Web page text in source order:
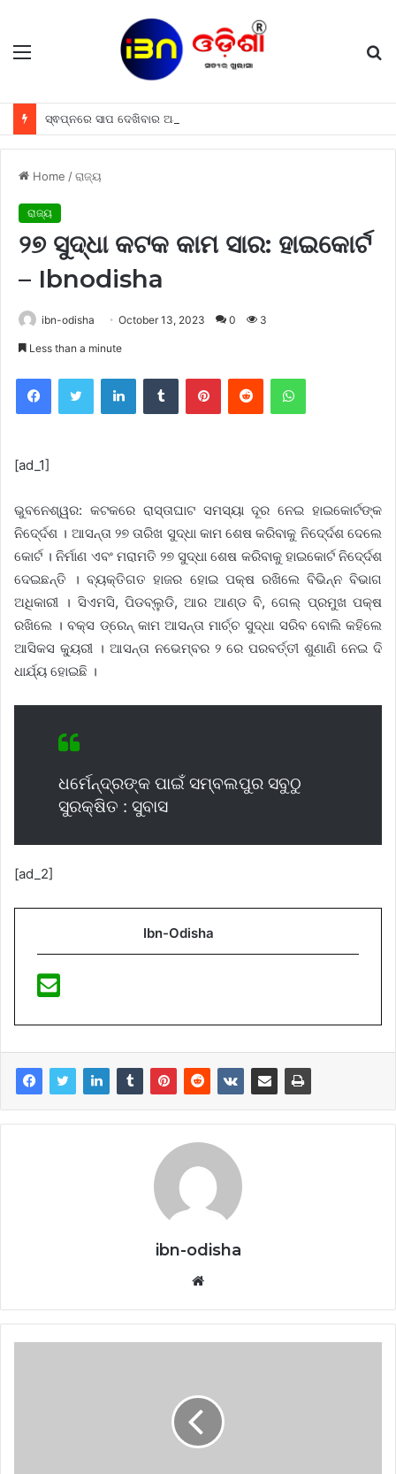
Menu
ସ୍ଵପ୍ନରେ ସାପ ଦେଖିବାର ଅର୍ଥ କଣ ହୋଇଥାଏ, ଜାଣନ୍ତୁ
Home /ରାଜ୍ୟ
ରାଜ୍ୟ
୨୭ ସୁଦ୍ଧା କଟକ କାମ ସାର: ହାଇକୋର୍ଟ
– Ibnodisha
ibn-odisha October 13, 2023 0 3
Less than a minute
FacebookTwitter LinkedInTumblr PinterestReddit WhatsApp
[ad_1]
ଭୁବନେଶ୍ୱର: କଟକରେ ରାସ୍ତାଘାଟ ସମସ୍ୟା ଦୂର ନେଇ ହାଇକୋର୍ଟଙ୍କ
ନିଦେ୍ର୍ଦଶ । ଆସନ୍ତା ୨୭ ତାରିଖ ସୁଦ୍ଧା କାମ ଶେଷ କରିବାକୁ ନିଦେ୍ର୍ଦଶ ଦେଲେ
କୋର୍ଟ । ନିର୍ମାଣ ଏବଂ ମରାମତି ୨୭ ସୁଦ୍ଧା ଶେଷ କରିବାକୁ ହାଇକୋର୍ଟ ନିଦେ୍ର୍ଦଶ
ଦେଇଛନ୍ତି । ବ୍ୟକ୍ତିଗତ ହାଜର ହୋଇ ପକ୍ଷ ରଖିଲେ ବିଭିନ୍ନ ବିଭାଗ
ଅଧିକାରୀ । ସିଏମସି, ପିଡବ୍ଲୁଡି, ଆର ଆଣ୍ଡ ବି, ଗେଲ୍ ପ୍ରମୁଖ ପକ୍ଷ
ରଖିଲେ । ବକ୍ସ ଡ୍ରେନ୍ କାମ ଆସନ୍ତା ମାର୍ଚ୍ଚ ସୁଦ୍ଧା ସରିବ ବୋଲି କହିଲେ
ଆସିକସ କୁ୍ୟରୀ । ଆସନ୍ତା ନଭେମ୍ବର ୨ ରେ ପରବର୍ତ୍ତୀ ଶୁଣାଣି ନେଇ ଦି
ଧାର୍ଯ୍ୟ ହୋଇଛି ।
ଧର୍ମେନ୍ଦ୍ରଙ୍କ ପାଇଁ ସମ୍ବଲପୁର ସବୁଠୁ
ସୁରକ୍ଷିତ : ସୁବାସ
[ad_2]
Ibn-Odisha
ibn-odisha
Website